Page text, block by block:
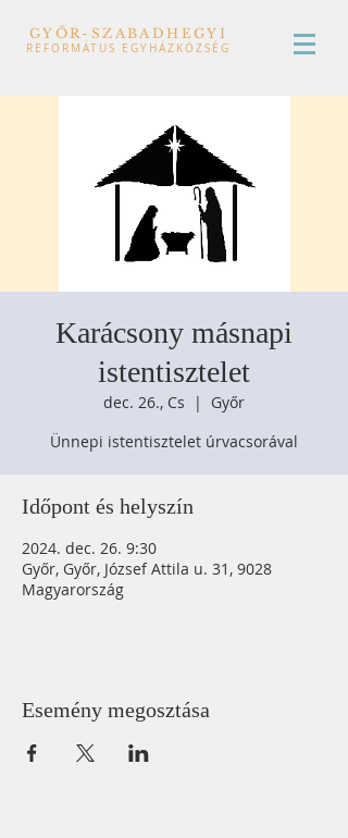
GYŐR-SZABADHEGYI
REFORMÁTUS EGYHÁZKÖZSÉG
Karácsony másnapi
istentisztelet
dec. 26., Cs
  |
Győr
Ünnepi istentisztelet úrvacsorával
Időpont és helyszín
2024. dec. 26. 9:30
Győr, Győr, József Attila u. 31, 9028
Magyarország
Esemény megosztása